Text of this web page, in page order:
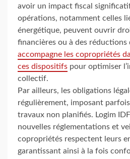
avoir un impact fiscal
opérations, notamment celles
énergétique, peuvent ouvrir
financières ou à des réductions
accompagne les copropriétés
ces dispositifs pour optimiser
collectif.
Par ailleurs, les obligations
régulièrement, imposant
travaux non planifiés. Logim
nouvelles réglementations et
copropriétés respectent leurs
garantissant ainsi à la fois